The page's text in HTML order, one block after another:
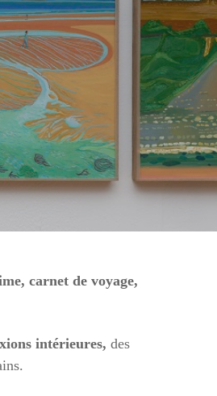
carnet de voyage,
intérieures, des